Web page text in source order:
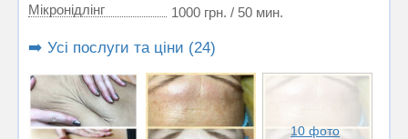
Мікронідлінг 1000 грн. / 50 мин.
➡️ Усі послуги та ціни (24)
10 фото